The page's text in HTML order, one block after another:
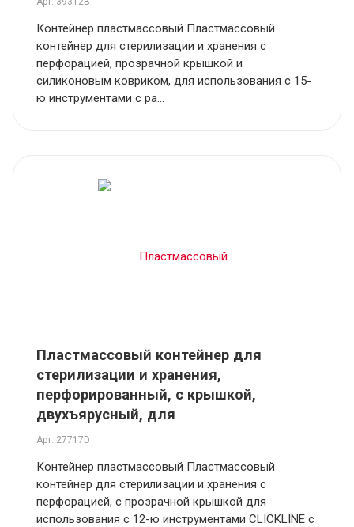
Контейнер пластмассовый Пластмассовый
контейнер для стерилизации и хранения с
перфорацией, прозрачной крышкой и
силиконовым ковриком, для использования с 15-
ю инструментами с ра...
Пластмассовый контейнер для
стерилизации и хранения,
перфорированный, с крышкой,
двухъярусный, для
Арт. 27717D
Контейнер пластмассовый Пластмассовый
контейнер для стерилизации и хранения с
перфорацией, с прозрачной крышкой для
использования с 12-ю инструментами CLICKLINE с